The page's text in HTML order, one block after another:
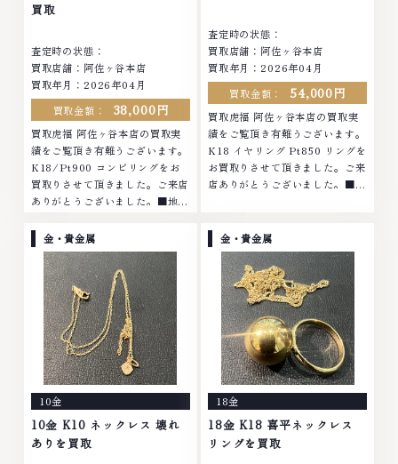
買取
査定時の状態：
買取店舗：阿佐ヶ谷本店
買取年月：2026年04月
買取金額：
38,000円
買取虎福 阿佐ヶ谷本店の買取実
績をご覧頂き有難うございます。
K18/Pt900 コンビリングをお
買取りさせて頂きました。ご来店
ありがとうございました。■地域
ヤモンド ブランド品 ブランド衣
類 お酒買取りのことなら、お任
せくださいなかでも金・プラチナ
等のアクセサリー・貴金属・宝
石・ダイヤモンド・ジュエリーや
ブランド品・時計等は特に自信を
持って、高額査定を実現しており
ます。 古くて使わなくなってし
まったアクセサリー、動かなくな
ってしまった腕時計、多くのお品
物の高価買取りを実現しており、
他店ではお値段の付かなかったお
品物でも、一点一点丁寧に無料で
査定時の状態：
買取店舗：阿佐ヶ谷本店
買取年月：2026年04月
買取金額：
54,000円
買取虎福 阿佐ヶ谷本店の買取実
績をご覧頂き有難うございます。
K18 イヤリング Pt850 リングを
お買取りさせて頂きました。ご来
店ありがとうございました。■地
衣類 お酒買取りのことなら、お
任せくださいなかでも金・プラチ
ナ等のアクセサリー・貴金属・宝
石・ダイヤモンド・ジュエリーや
ブランド品・時計等は特に自信を
持って、高額査定を実現しており
ます。 古くて使わなくなってし
まったアクセサリー、動かなくな
ってしまった腕時計、多くのお品
物の高価買取りを実現しており、
他店ではお値段の付かなかったお
品物でも、一点一点丁寧に無料で
査定します。お気軽にご連絡くだ
金・貴金属
10金
10金 K10 ネックレス 壊れ
ありを買取
金・貴金属
18金
18金 K18 喜平ネックレス
リングを買取